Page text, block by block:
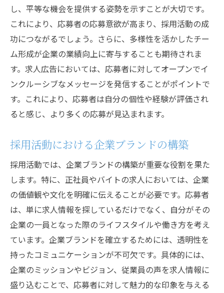
フレキシブルな勤務時間が応募者に与える
影響
ライフステージに合わせた求人コンセプト
多様な働き方を実現するための企業の取り
組み
面接だけではない！採用活動における新たなア
プローチ
面接以外の採用活動での効果的手法
オンラインプラットフォームを活用した採
用活動
応募者と企業の相互理解を深める新しい方
法
インフォーマルな採用イベントの効果
採用活動におけるソーシャルメディアの役
割
応募者にリーチするための最新の採用技術
求人活動で失敗しないための応募者視点の重要
性
し、平等な機会を提供する姿勢を示すことが大切です。
これにより、応募者の応募意欲が高まり、採用活動の成
功につながるでしょう。さらに、多様性を活かしたチー
ム形成が企業の業績向上に寄与することも期待されま
す。求人広告においては、応募者に対してオープンでイ
ンクルーシブなメッセージを発信することがポイントで
す。これにより、応募者は自分の個性や経験が評価され
ると感じ、より多くの応募が見込まれます。
採用活動における企業ブランドの構築
採用活動では、企業ブランドの構築が重要な役割を果た
します。特に、正社員やバイトの求人においては、企業
の価値観や文化を明確に伝えることが必要です。応募者
は、単に求人情報を探しているだけでなく、自分がその
企業の一員となった際のライフスタイルや働き方を考え
ています。企業ブランドを確立するためには、透明性を
持ったコミュニケーションが不可欠です。具体的には、
企業のミッションやビジョン、従業員の声を求人情報に
盛り込むことで、応募者に対して魅力的な印象を与える